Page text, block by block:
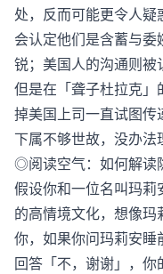
处，反而可能更令人
会认定他们是含蓄与
锐；美国人的沟通则被
但是在「聋子杜拉克
掉美国上司一直试图
下属不够世故，没办法
◎阅读空气：如何解读
假设你和一位名叫玛
的高情境文化，想像
你，如果你问玛莉安
回答「不，谢谢」，